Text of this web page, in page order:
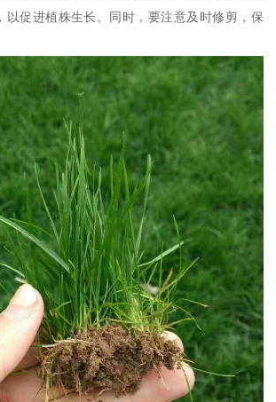
以促进植株生长。同时，要注意及时修剪，保